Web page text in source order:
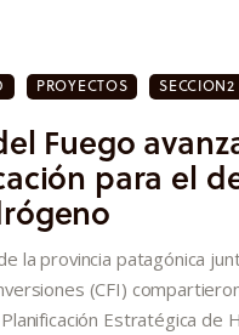
PROYECTOS SECCION2
Fuego
para el
la provincia patagónica
(CFI)
Estratégica de